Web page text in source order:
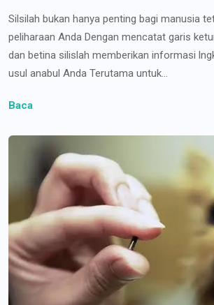
Silsilah bukan hanya penting bagi manusia
peliharaan Anda Dengan mencatat garis
dan betina silislah memberikan informasi
usul anabul Anda Terutama untuk...
Baca